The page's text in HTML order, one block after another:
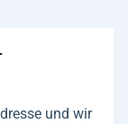
und wir